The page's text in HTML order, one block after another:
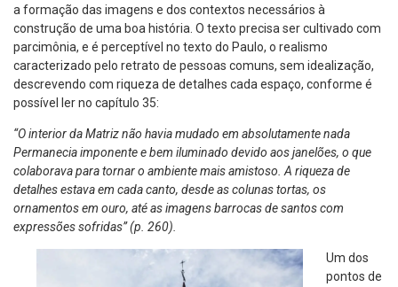
a formação das imagens e dos contextos necessários à
construção de uma boa história. O texto precisa ser cultivado com
parcimônia, e é perceptível no texto do Paulo, o realismo
caracterizado pelo retrato de pessoas comuns, sem idealização,
descrevendo com riqueza de detalhes cada espaço, conforme é
possível ler no capítulo 35:
“O interior da Matriz não havia mudado em absolutamente nada
Permanecia imponente e bem iluminado devido aos janelões, o que
colaborava para tornar o ambiente mais amistoso. A riqueza de
detalhes estava em cada canto, desde as colunas tortas, os
ornamentos em ouro, até as imagens barrocas de santos com
expressões sofridas” (p. 260).
Um dos
pontos de